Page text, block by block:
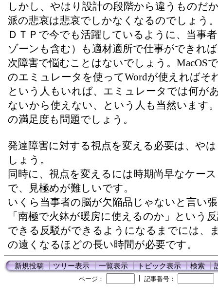
しかし、やはり設計の段階から違うものだ
派の悲哀は悲哀でしかなくなるのでしょう
ＤＴＰで今でも活躍しているように、当事
ゾーンも含む）も適材適所で仕事ができれ
次障害で悩むことはないでしょう。MacOS
のエミュレータを使ってWordが使えればそ
という人もいれば、エミュレータでは何が
ないから使えない、という人も当然います
の満足度も問題でしょう。
発達障害に対する視点を変える必要は、や
しょう。
同時に、視点を変えるには時期尚早なケー
で、見極めが難しいです。
いくら当事者の脳が欠陥品じゃないと言い
「南極で火鉢が暖房に使えるのか」という
できる反駁ができるようになるまでには、
の遠くなるほどの長い時間が必要です。
新規投稿┃ツリー表示┃一覧表示┃トピック表示┃検索┃
ページ： 記事番号：